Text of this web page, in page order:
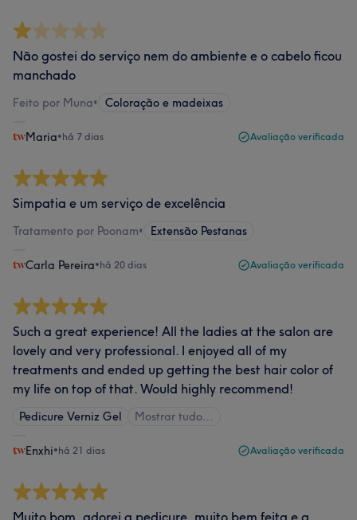
Não gostei do serviço nem do ambiente e o cabelo ficou
manchado
Feito por Muna• Coloração e madeixas
Maria•há 7 dias Avaliação verificada
Simpatia e um serviço de excelência
Tratamento por Poonam• Extensão Pestanas
Carla Pereira•há 20 dias Avaliação verificada
Such a great experience! All the ladies at the salon are
lovely and very professional. I enjoyed all of my
treatments and ended up getting the best hair color of
my life on top of that. Would highly recommend!
Pedicure Verniz Gel Mostrar tudo…
Enxhi•há 21 dias Avaliação verificada
Muito bom, adorei a pedicure, muito bem feita e a